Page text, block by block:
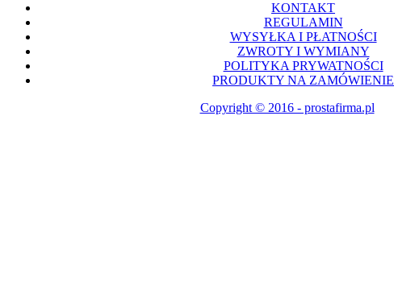
KONTAKT
REGULAMIN
WYSYŁKA I PŁATNOŚCI
ZWROTY I WYMIANY
POLITYKA PRYWATNOŚCI
PRODUKTY NA ZAMÓWIENIE
Copyright © 2016 - prostafirma.pl